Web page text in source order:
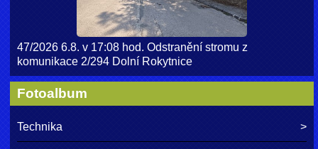
47/2026 6.8. v 17:08 hod. Odstranění stromu z
komunikace 2/294 Dolní Rokytnice
Fotoalbum
Technika